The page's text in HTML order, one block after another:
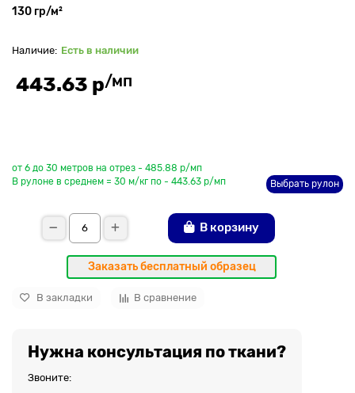
130 гр/м²
Есть в наличии
443.63 р/мп
от 6 до 30 метров на отрез - 485.88 р/мп
В рулоне в среднем = 30 м/кг по - 443.63 р/мп
Выбрать рулон
В корзину
Заказать бесплатный образец
В закладки В сравнение
Нужна консультация по ткани?
Звоните: